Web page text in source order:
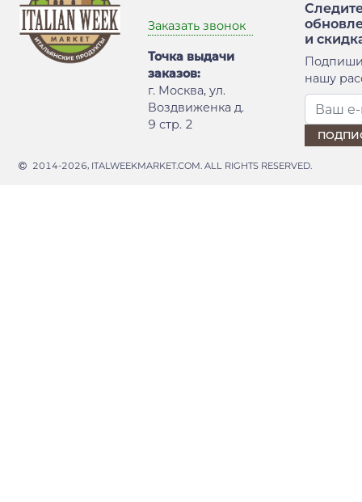
Заказать звонок
Точка выдачи
заказов:
г. Москва, ул.
Воздвиженка д.
9 стр. 2
и
нашу
2014-2026, ITALWEEKMARKET.COM. ALL RIGHTS RESERVED.